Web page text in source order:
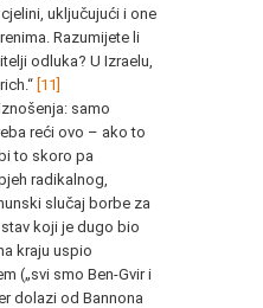
uključujući i one
Razumijete li
odluka? U Izraelu,
[11]
samo
reći ovo – ako to
to skoro pa
radikalnog,
slučaj borbe za
koji je dugo bio
kraju uspio
(„svi smo Ben-Gvir i
dolazi od Bannona